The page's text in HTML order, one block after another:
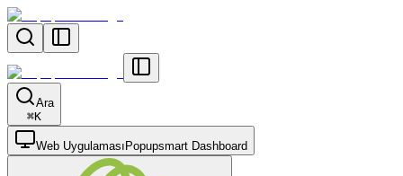
Ara
⌘K
Web Uygulaması Popupsmart Dashboard